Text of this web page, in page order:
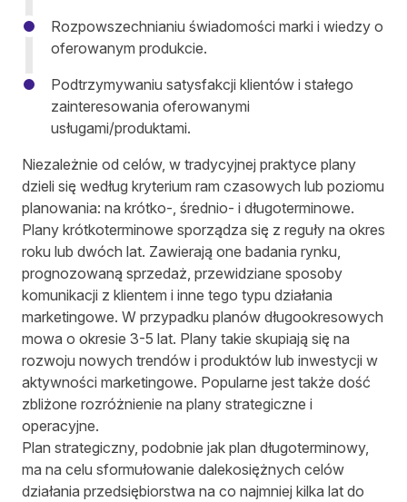
Rozpowszechnianiu świadomości marki i wiedzy o
oferowanym produkcie.
Podtrzymywaniu satysfakcji klientów i stałego
zainteresowania oferowanymi
usługami/produktami.
Niezależnie od celów, w tradycyjnej praktyce plany
dzieli się według kryterium ram czasowych lub poziomu
planowania: na krótko-, średnio- i długoterminowe.
Plany krótkoterminowe sporządza się z reguły na okres
roku lub dwóch lat. Zawierają one badania rynku,
prognozowaną sprzedaż, przewidziane sposoby
komunikacji z klientem i inne tego typu działania
marketingowe. W przypadku planów długookresowych
mowa o okresie 3-5 lat. Plany takie skupiają się na
rozwoju nowych trendów i produktów lub inwestycji w
aktywności marketingowe. Popularne jest także dość
zbliżone rozróżnienie na plany strategiczne i
operacyjne.
Plan strategiczny, podobnie jak plan długoterminowy,
ma na celu sformułowanie dalekosiężnych celów
działania przedsiębiorstwa na co najmniej kilka lat do